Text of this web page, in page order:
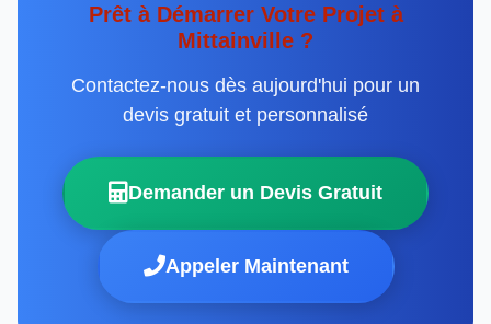
Prêt à Démarrer Votre Projet à
Mittainville ?
Contactez-nous dès aujourd'hui pour un
devis gratuit et personnalisé
Demander un Devis Gratuit
Appeler Maintenant